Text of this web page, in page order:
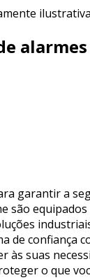
alarmes
garantir a
são
de confiança
às suas
o que